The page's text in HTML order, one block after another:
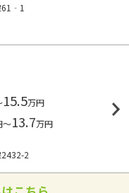
61‐1
15.5万円
～13.7万円
2